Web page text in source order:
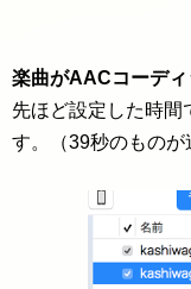
楽曲がAACコーディ
先ほど設定した時間
す。（39秒のものが